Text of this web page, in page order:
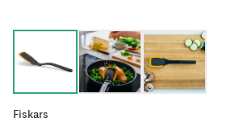
Fiskars